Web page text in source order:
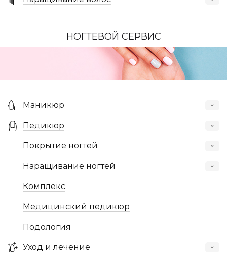
НОГТЕВОЙ СЕРВИС
Маникюр
Педикюр
Покрытие ногтей
Наращивание ногтей
Комплекс
Медицинский педикюр
Подология
Уход и лечение